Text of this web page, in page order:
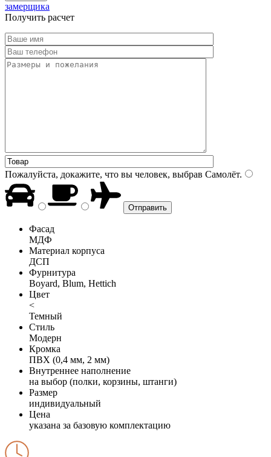
замерщика
Получить расчет
Пожалуйста, докажите, что вы человек, выбрав Самолёт.
Фасад
МДФ
Материал корпуса
ДСП
Фурнитура
Boyard, Blum, Hettich
Цвет
<
Темный
Стиль
Модерн
Кромка
ПВХ (0,4 мм, 2 мм)
Внутреннее наполнение
на выбор (полки, корзины, штанги)
Размер
индивидуальный
Цена
указана за базовую комплектацию